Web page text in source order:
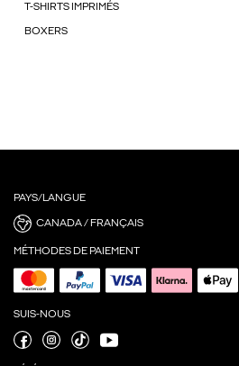
T-SHIRTS IMPRIMÉS
BOXERS
PAYS/LANGUE
CANADA / FRANÇAIS
MÉTHODES DE PAIEMENT
SUIS-NOUS